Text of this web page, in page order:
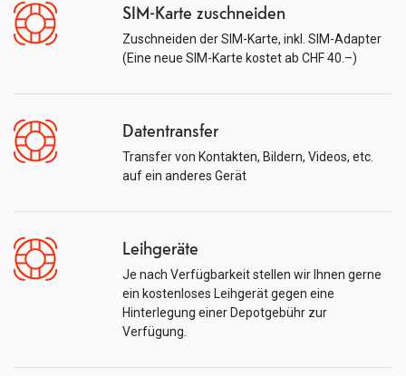
SIM-Karte zuschneiden
Zuschneiden der SIM-Karte, inkl. SIM-Adapter
(Eine neue SIM-Karte kostet ab CHF 40.–)
Datentransfer
Transfer von Kontakten, Bildern, Videos, etc.
auf ein anderes Gerät
Leihgeräte
Je nach Verfügbarkeit stellen wir Ihnen gerne
ein kostenloses Leihgerät gegen eine
Hinterlegung einer Depotgebühr zur
Verfügung.